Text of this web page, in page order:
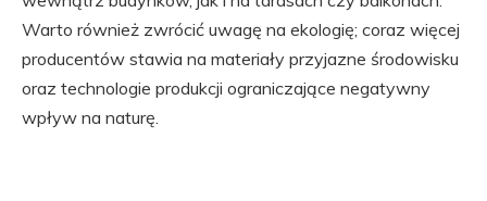
Warto również zwrócić uwagę na ekologię; coraz więcej
producentów stawia na materiały przyjazne środowisku
oraz technologie produkcji ograniczające negatywny
wpływ na naturę.